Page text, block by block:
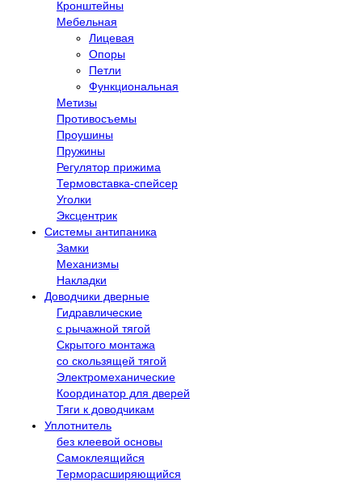
Кронштейны
Мебельная
Лицевая
Опоры
Петли
Функциональная
Метизы
Противосъемы
Проушины
Пружины
Регулятор прижима
Термовставка-спейсер
Уголки
Эксцентрик
Системы антипаника
Замки
Механизмы
Накладки
Доводчики дверные
Гидравлические
с рычажной тягой
Скрытого монтажа
со скользящей тягой
Электромеханические
Координатор для дверей
Тяги к доводчикам
Уплотнитель
без клеевой основы
Самоклеящийся
Терморасширяющийся